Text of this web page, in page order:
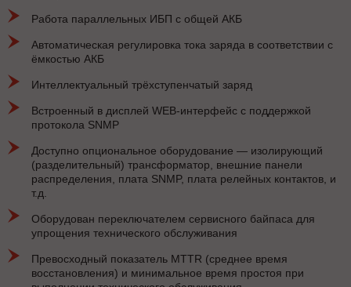
Работа параллельных ИБП с общей АКБ
Автоматическая регулировка тока заряда в соответствии с
ёмкостью АКБ
Интеллектуальный трёхступенчатый заряд
Встроенный в дисплей WEB-интерфейс с поддержкой
протокола SNMP
Доступно опциональное оборудование — изолирующий
(разделительный) трансформатор, внешние панели
распределения, плата SNMP, плата релейных контактов, и
т.д.
Оборудован переключателем сервисного байпаса для
упрощения технического обслуживания
Превосходный показатель MTTR (среднее время
восстановления) и минимальное время простоя при